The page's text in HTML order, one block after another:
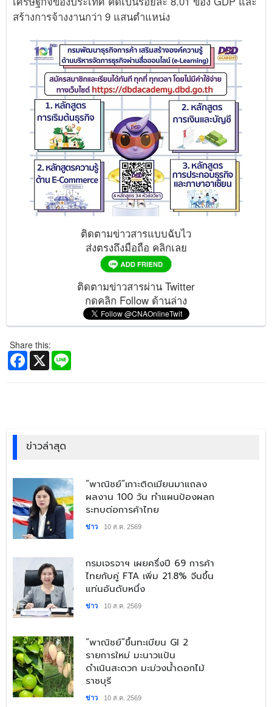
สร้างการจ้างงานกว่า 9 แสนตำแหน่ง
ติดตามข่าวสารแบบฉับไว
ส่งตรงถึงมือถือ คลิกเลย
ติดตามข่าวสารผ่าน Twitter
กดคลิก Follow ด้านล่าง
Share this:
Facebook
X
ข่าวล่าสุด
​“พาณิชย์”เกาะติดเมียนมาแถลง
ผลงาน 100 วัน ทำแผนป้องผลก
ระทบต่อการค้าไทย
ข่าว 10 ส.ค. 2569
​กรมเจรจาฯ เผยครึ่งปี 69 การค้า
ไทยกับคู่ FTA เพิ่ม 21.8% จีนขึ้น
แท่นอันดับหนึ่ง
ข่าว 10 ส.ค. 2569
​“พาณิชย์”ขึ้นทะเบียน GI 2
รายการใหม่ มะนาวแป้น
ดำเนินสะดวก มะม่วงน้ำดอกไม้
ราชบุรี
ข่าว 10 ส.ค. 2569